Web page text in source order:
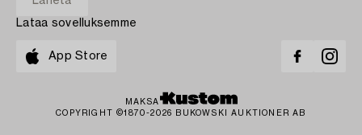
Lataa sovelluksemme
App Store
MAKSA
COPYRIGHT ©1870-2026 BUKOWSKI AUKTIONER AB